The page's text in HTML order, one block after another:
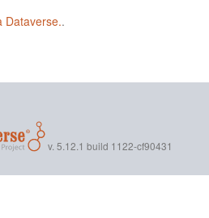
Dataverse..
v. 5.12.1 build 1122-cf90431